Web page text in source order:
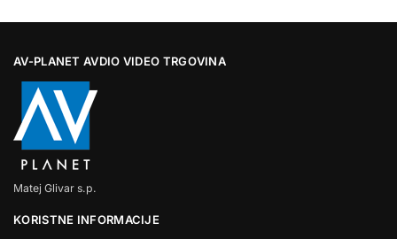
AV-PLANET AVDIO VIDEO TRGOVINA
Matej Glivar s.p.
KORISTNE INFORMACIJE